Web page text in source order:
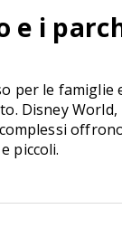
e i
per le famiglie
Disney World,
piccoli.